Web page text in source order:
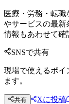
医療・労務・転
やサービスの最新
情報もあわせて確
SNSで共有
現場で使えるポイ
ます。
共有 Xに投稿